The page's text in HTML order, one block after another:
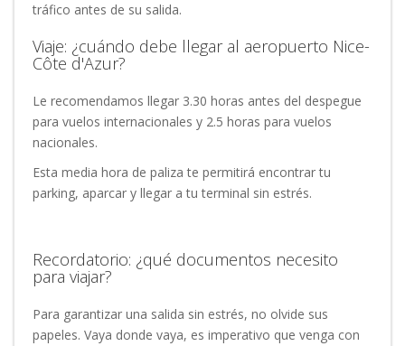
tráfico antes de su salida.
Viaje: ¿cuándo debe llegar al aeropuerto Nice-
Côte d'Azur?
Le recomendamos llegar 3.30 horas antes del despegue
para vuelos internacionales y 2.5 horas para vuelos
nacionales.
Esta media hora de paliza te permitirá encontrar tu
parking, aparcar y llegar a tu terminal sin estrés.
Recordatorio: ¿qué documentos necesito
para viajar?
Para garantizar una salida sin estrés, no olvide sus
papeles. Vaya donde vaya, es imperativo que venga con